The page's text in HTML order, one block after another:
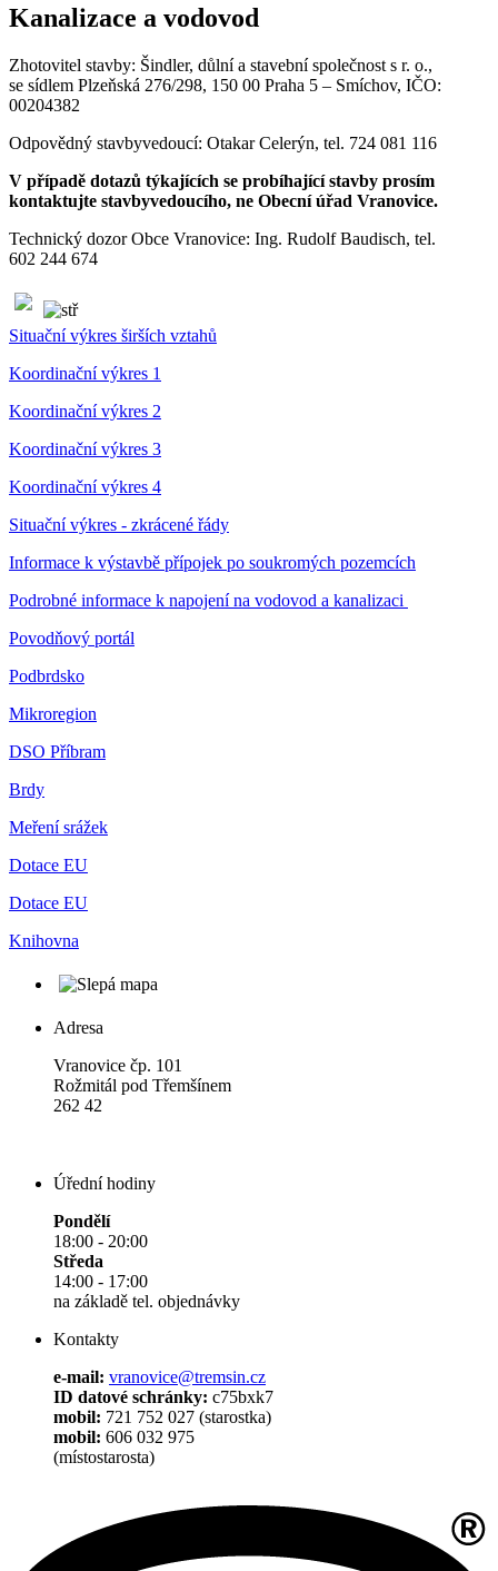
Kanalizace a vodovod
Zhotovitel stavby: Šindler, důlní a stavební společnost s r. o.,
se sídlem Plzeňská 276/298, 150 00 Praha 5 – Smíchov, IČO:
00204382
Odpovědný stavbyvedoucí: Otakar Celerýn, tel. 724 081 116
V případě dotazů týkajících se probíhající stavby prosím
kontaktujte stavbyvedoucího, ne Obecní úřad Vranovice.
Technický dozor Obce Vranovice: Ing. Rudolf Baudisch, tel.
602 244 674
Situační výkres širších vztahů
Koordinační výkres 1
Koordinační výkres 2
Koordinační výkres 3
Koordinační výkres 4
Situační výkres - zkrácené řády
Informace k výstavbě přípojek po soukromých pozemcích
Podrobné informace k napojení na vodovod a kanalizaci
Povodňový portál
Podbrdsko
Mikroregion
DSO Příbram
Brdy
Meření srážek
Dotace EU
Dotace EU
Knihovna
Adresa
Vranovice čp. 101
Rožmitál pod Třemšínem
262 42
Úřední hodiny
Pondělí
18:00 - 20:00
Středa
14:00 - 17:00
na základě tel. objednávky
Kontakty
e-mail: vranovice@tremsin.cz
ID datové schránky: c75bxk7
mobil: 721 752 027 (starostka)
mobil: 606 032 975
(místostarosta)